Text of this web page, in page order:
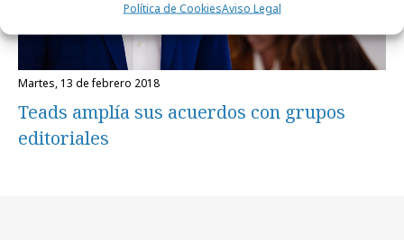
Política de CookiesAviso Legal
martes, 13 de febrero 2018
Teads amplía sus acuerdos con grupos
editoriales